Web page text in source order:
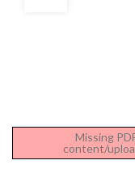
Missing
content/